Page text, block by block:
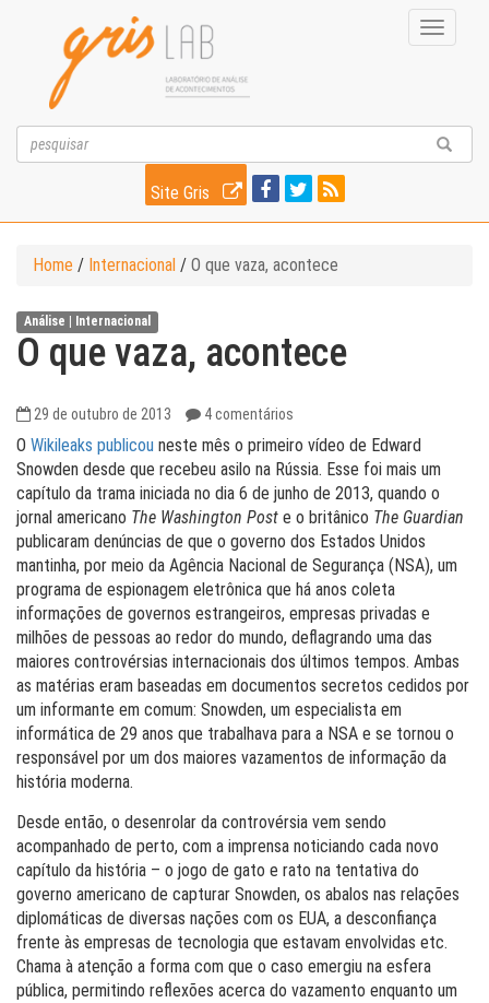
Toggle
Site Gris
Home / Internacional / O que vaza, acontece
Análise | Internacional
O que vaza, acontece
29 de outubro de 2013 4 comentários
O Wikileaks publicou neste mês o primeiro vídeo de Edward
Snowden desde que recebeu asilo na Rússia. Esse foi mais um
capítulo da trama iniciada no dia 6 de junho de 2013, quando o
jornal americano The Washington Post e o britânico The Guardian
publicaram denúncias de que o governo dos Estados Unidos
mantinha, por meio da Agência Nacional de Segurança (NSA), um
programa de espionagem eletrônica que há anos coleta
informações de governos estrangeiros, empresas privadas e
milhões de pessoas ao redor do mundo, deflagrando uma das
maiores controvérsias internacionais dos últimos tempos. Ambas
as matérias eram baseadas em documentos secretos cedidos por
um informante em comum: Snowden, um especialista em
informática de 29 anos que trabalhava para a NSA e se tornou o
responsável por um dos maiores vazamentos de informação da
história moderna.
Desde então, o desenrolar da controvérsia vem sendo
acompanhado de perto, com a imprensa noticiando cada novo
capítulo da história – o jogo de gato e rato na tentativa do
governo americano de capturar Snowden, os abalos nas relações
diplomáticas de diversas nações com os EUA, a desconfiança
frente às empresas de tecnologia que estavam envolvidas etc.
Chama à atenção a forma com que o caso emergiu na esfera
pública, permitindo reflexões acerca do vazamento enquanto um